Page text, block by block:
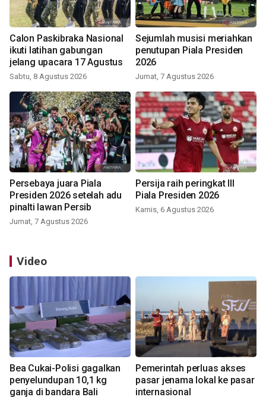
Calon Paskibraka Nasional
ikuti latihan gabungan
jelang upacara 17 Agustus
Sabtu, 8 Agustus 2026
Sejumlah musisi meriahkan
penutupan Piala Presiden
2026
Jumat, 7 Agustus 2026
Persebaya juara Piala
Presiden 2026 setelah adu
pinalti lawan Persib
Jumat, 7 Agustus 2026
Persija raih peringkat III
Piala Presiden 2026
Kamis, 6 Agustus 2026
Video
Bea Cukai-Polisi gagalkan
penyelundupan 10,1 kg
ganja di bandara Bali
Pemerintah perluas akses
pasar jenama lokal ke pasar
internasional